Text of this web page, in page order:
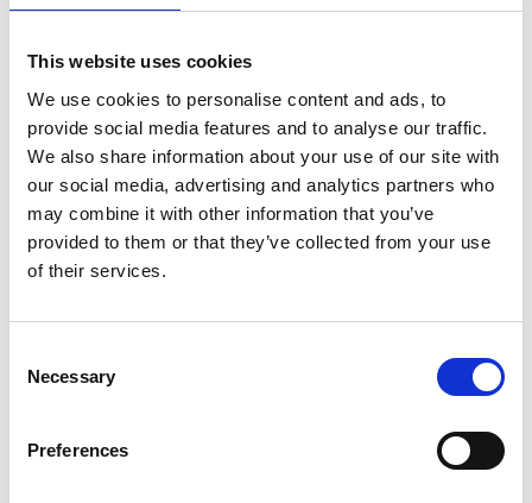
This website uses cookies
We use cookies to personalise content and ads, to
provide social media features and to analyse our traffic.
We also share information about your use of our site with
our social media, advertising and analytics partners who
may combine it with other information that you’ve
provided to them or that they’ve collected from your use
of their services.
Selection
Necessary
Preferences
intégrant des technologies d'intelligence
artificielle (ia) qui offrent autant d'avantages
pour les collaborateurs que pour l'entreprise :
Des métiers avec plus de valorisation & de
sens
Moins de stress & plus d'autonomie
De meilleures perspectives d'évolution
travail